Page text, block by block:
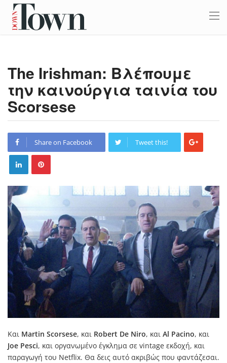
The Irishman: Βλέπουμε
την καινούργια ταινία του
Scorsese
Share on Facebook Tweet this!
Και Martin Scorsese, και Robert De Niro, και Al Pacino, και
Joe Pesci, και οργανωμένο έγκλημα σε vintage εκδοχή, και
παραγωγή του Netflix. Θα δεις αυτό ακριβώς που φαντάζεσαι.